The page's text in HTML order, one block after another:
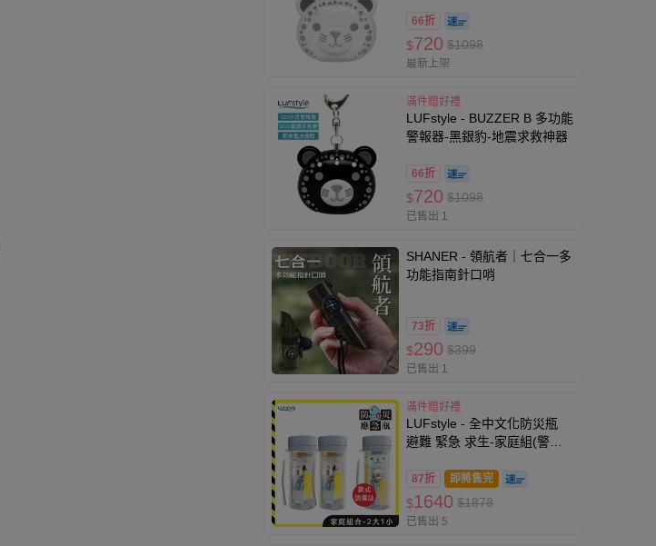
66折
$720 $1098
最新上架
滿件贈好禮
LUFstyle - BUZZER B 多功能
警報器-黑銀豹-地震求救神器
66折
$720 $1098
已售出 1
SHANER - 領航者｜七合一多
功能指南針口哨
73折
$290 $399
已售出 1
滿件贈好禮
LUFstyle - 全中文化防災瓶
避難 緊急 求生-家庭組(警報
87折 即將售完
$1640 $1878
已售出 5